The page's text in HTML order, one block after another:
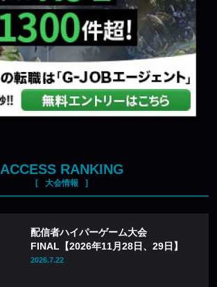
ACCESS RANKING
大会情報
配信者ハイパーゲーム大会
FINAL【2026年11月28日、29日】
2026.7.22